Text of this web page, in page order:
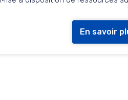
En savoir